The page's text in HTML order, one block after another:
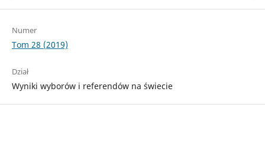
Numer
Tom 28 (2019)
Dział
Wyniki wyborów i referendów na świecie